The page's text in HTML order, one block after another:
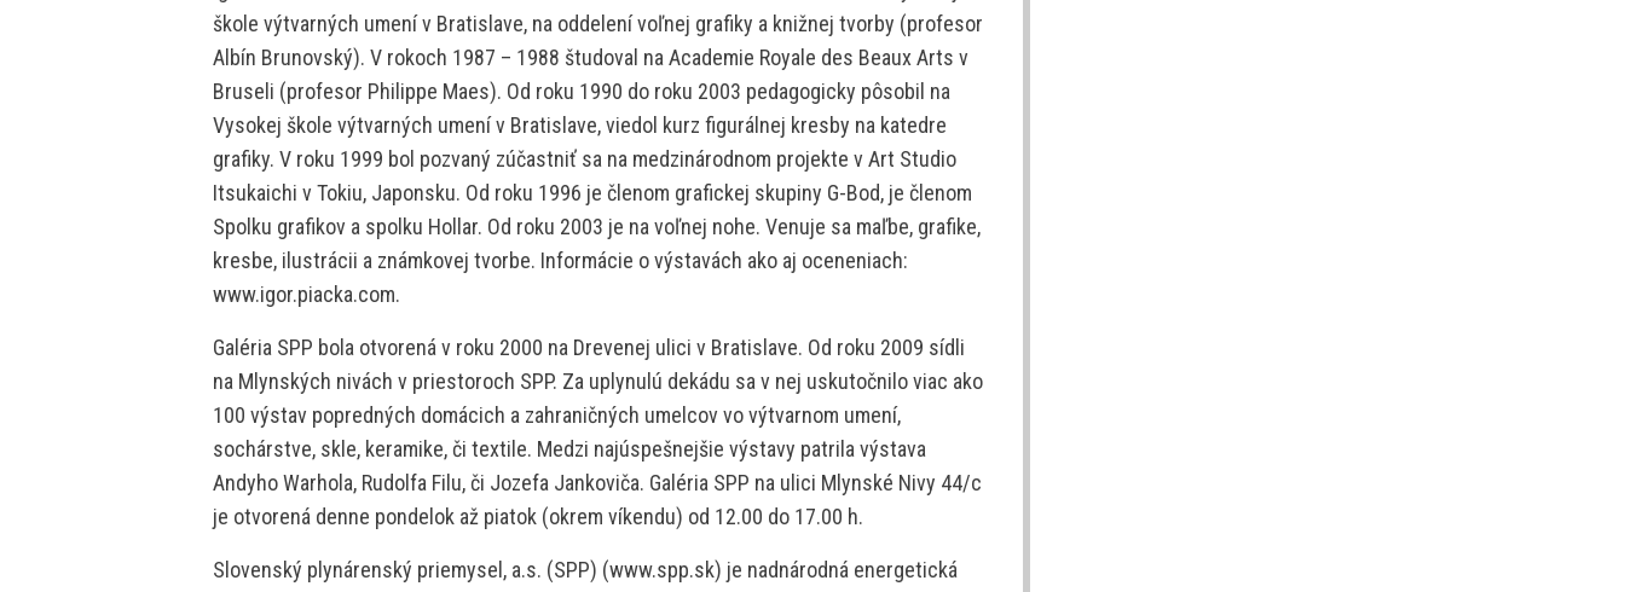
škole výtvarných umení v Bratislave, na oddelení voľnej grafiky a knižnej tvorby (profesor
Albín Brunovský). V rokoch 1987 – 1988 študoval na Academie Royale des Beaux Arts v
Bruseli (profesor Philippe Maes). Od roku 1990 do roku 2003 pedagogicky pôsobil na
Vysokej škole výtvarných umení v Bratislave, viedol kurz figurálnej kresby na katedre
grafiky. V roku 1999 bol pozvaný zúčastniť sa na medzinárodnom projekte v Art Studio
Itsukaichi v Tokiu, Japonsku. Od roku 1996 je členom grafickej skupiny G-Bod, je členom
Spolku grafikov a spolku Hollar. Od roku 2003 je na voľnej nohe. Venuje sa maľbe, grafike,
kresbe, ilustrácii a známkovej tvorbe. Informácie o výstavách ako aj oceneniach:
www.igor.piacka.com.
Galéria SPP bola otvorená v roku 2000 na Drevenej ulici v Bratislave. Od roku 2009 sídli
na Mlynských nivách v priestoroch SPP. Za uplynulú dekádu sa v nej uskutočnilo viac ako
100 výstav popredných domácich a zahraničných umelcov vo výtvarnom umení,
sochárstve, skle, keramike, či textile. Medzi najúspešnejšie výstavy patrila výstava
Andyho Warhola, Rudolfa Filu, či Jozefa Jankoviča. Galéria SPP na ulici Mlynské Nivy 44/c
je otvorená denne pondelok až piatok (okrem víkendu) od 12.00 do 17.00 h.
Slovenský plynárenský priemysel, a.s. (SPP) (www.spp.sk) je nadnárodná energetická